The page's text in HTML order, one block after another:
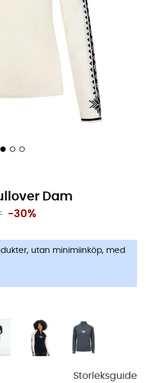
Dam
-30%
utan minimiinköp, med
Storleksguide